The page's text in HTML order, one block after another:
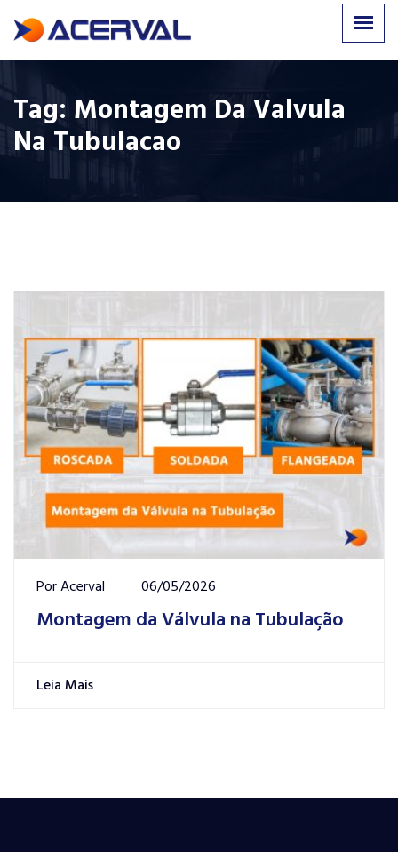
Tag: Montagem Da Valvula
Na Tubulacao
PorAcerval 06/05/2026
Montagem da Válvula na Tubulação
Leia Mais